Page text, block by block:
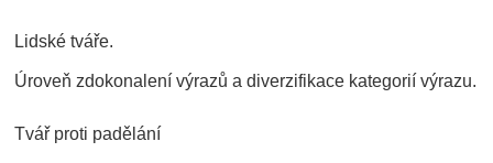
Lidské tváře.
Úroveň zdokonalení výrazů a diverzifikace kategorií výrazu.
Tvář proti padělání